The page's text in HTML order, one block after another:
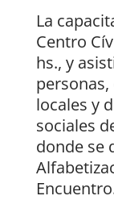
La
Centro
hs., y
locales y
sociales
donde se